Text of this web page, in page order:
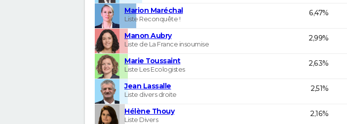
Marion Maréchal
Liste Reconquête !
6,47%
Manon Aubry
Liste de La France insoumise
2,99%
Marie Toussaint
Liste Les Ecologistes
2,63%
Jean Lassalle
Liste divers droite
2,51%
Hélène Thouy
Liste Divers
2,16%